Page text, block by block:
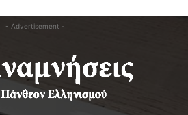
- Advertisement -